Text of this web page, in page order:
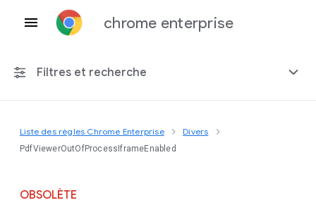
chrome enterprise
Filtres et recherche
Toute plate-forme
Liste des règles Chrome Enterprise Divers
PdfViewerOutOfProcessIframeEnabled
OBSOLÈTE